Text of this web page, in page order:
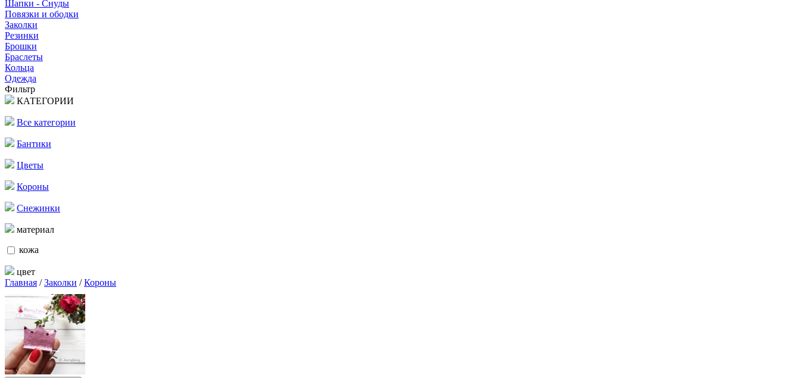
Шапки - Снуды
Повязки и ободки
Заколки
Резинки
Брошки
Браслеты
Кольца
Одежда
Фильтр
КАТЕГОРИИ
Все категории
Бантики
Цветы
Короны
Снежинки
материал
кожа
цвет
Главная /Заколки /Короны